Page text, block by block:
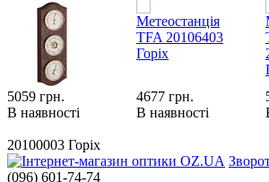
5059 грн.
В наявності
4677 грн.
В наявності
20100003 Горіх
(096) 601-74-74